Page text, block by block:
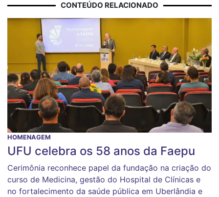
CONTEÚDO RELACIONADO
HOMENAGEM
UFU celebra os 58 anos da Faepu
Cerimônia reconhece papel da fundação na criação do
curso de Medicina, gestão do Hospital de Clínicas e
no fortalecimento da saúde pública em Uberlândia e